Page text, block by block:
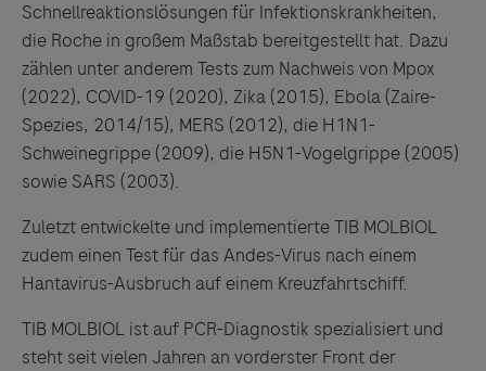
Schnellreaktionslösungen für Infektionskrankheiten,
die Roche in großem Maßstab bereitgestellt hat. Dazu
zählen unter anderem Tests zum Nachweis von Mpox
(2022), COVID-19 (2020), Zika (2015), Ebola (Zaire-
Spezies, 2014/15), MERS (2012), die H1N1-
Schweinegrippe (2009), die H5N1-Vogelgrippe (2005)
sowie SARS (2003).
Zuletzt entwickelte und implementierte TIB MOLBIOL
zudem einen Test für das Andes-Virus nach einem
Hantavirus-Ausbruch auf einem Kreuzfahrtschiff.
TIB MOLBIOL ist auf PCR-Diagnostik spezialisiert und
steht seit vielen Jahren an vorderster Front der